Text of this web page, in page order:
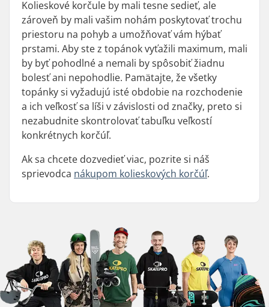
Kolieskové korčule by mali tesne sedieť, ale
zároveň by mali vašim nohám poskytovať trochu
priestoru na pohyb a umožňovať vám hýbať
prstami. Aby ste z topánok vyťažili maximum, mali
by byť pohodlné a nemali by spôsobiť žiadnu
bolesť ani nepohodlie. Pamätajte, že všetky
topánky si vyžadujú isté obdobie na rozchodenie
a ich veľkosť sa líši v závislosti od značky, preto si
nezabudnite skontrolovať tabuľku veľkostí
konkrétnych korčúľ.
Ak sa chcete dozvedieť viac, pozrite si náš
sprievodca nákupom kolieskových korčúľ.